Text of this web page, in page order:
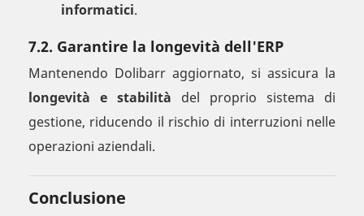
informatici.
7.2. Garantire la longevità dell'ERP
Mantenendo Dolibarr aggiornato, si assicura la
longevità e stabilità del proprio sistema di
gestione, riducendo il rischio di interruzioni nelle
operazioni aziendali.
Conclusione